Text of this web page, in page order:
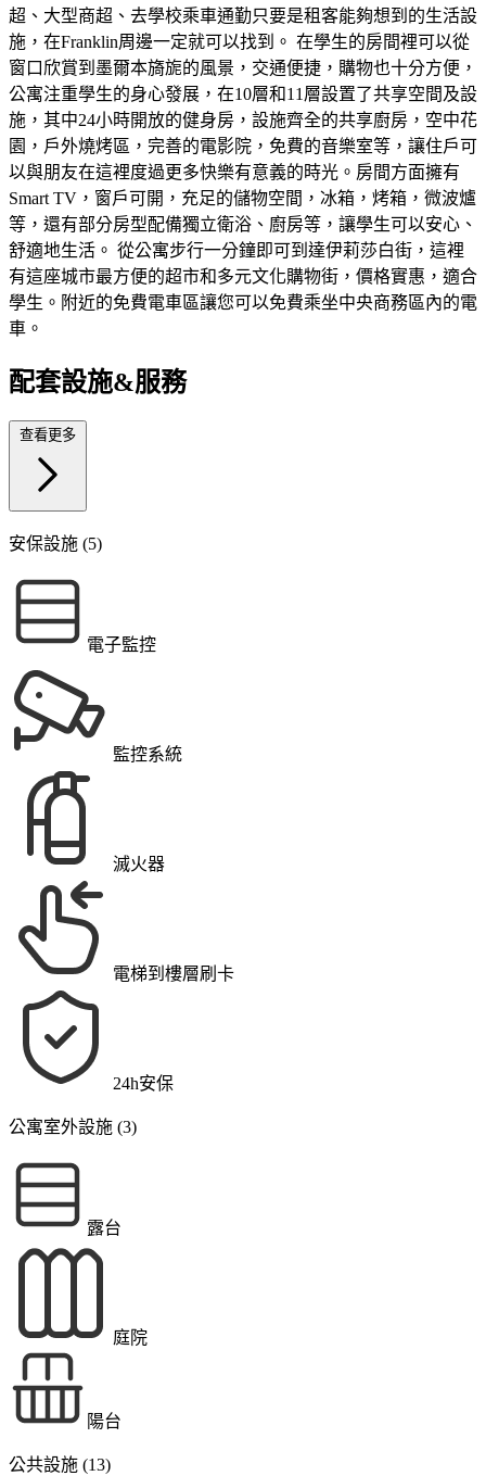
超、大型商超、去學校乘車通勤只要是租客能夠想到的生活設
施，在Franklin周邊一定就可以找到。 在學生的房間裡可以從
窗口欣賞到墨爾本旖旎的風景，交通便捷，購物也十分方便，
公寓注重學生的身心發展，在10層和11層設置了共享空間及設
施，其中24小時開放的健身房，設施齊全的共享廚房，空中花
園，戶外燒烤區，完善的電影院，免費的音樂室等，讓住戶可
以與朋友在這裡度過更多快樂有意義的時光。房間方面擁有
Smart TV，窗戶可開，充足的儲物空間，冰箱，烤箱，微波爐
等，還有部分房型配備獨立衛浴、廚房等，讓學生可以安心、
舒適地生活。 從公寓步行一分鐘即可到達伊莉莎白街，這裡
有這座城市最方便的超市和多元文化購物街，價格實惠，適合
學生。附近的免費電車區讓您可以免費乘坐中央商務區內的電
車。
配套設施&服務
安保設施 (5)
電子監控
監控系統
滅火器
電梯到樓層刷卡
24h安保
公寓室外設施 (3)
露台
庭院
陽台
公共設施 (13)